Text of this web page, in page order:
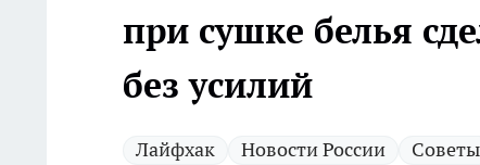
при сушке белья
без усилий
Лайфхак Новости России Советы